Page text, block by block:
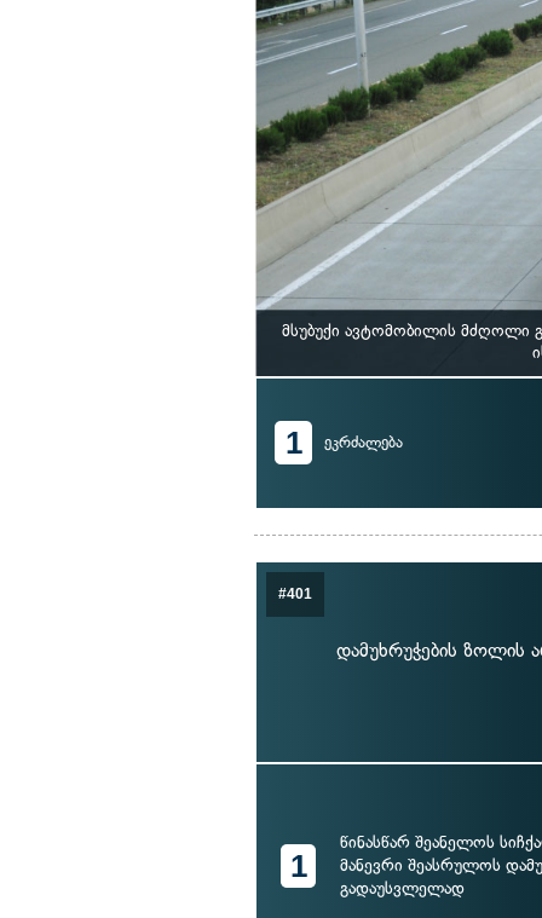
მსუბუქი ავტომობილის მძღოლი
1 ეკრძალება
#401
დამუხრუჭების ზოლის
1
წინასწარ შეანელოს
მანევრი შეასრულოს
გადაუსვლელად